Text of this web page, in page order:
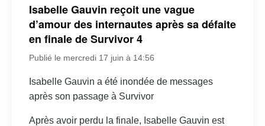
Isabelle Gauvin reçoit une vague
d’amour des internautes après sa défaite
en finale de Survivor 4
Publié le mercredi 17 juin à 14:56
Isabelle Gauvin a été inondée de messages
après son passage à Survivor
Après avoir perdu la finale, Isabelle Gauvin est